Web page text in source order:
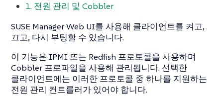
1. 전원 관리 및 Cobbler
SUSE Manager Web UI를 사용해 클라이언트를 켜고,
끄고, 다시 부팅할 수 있습니다.
이 기능은 IPMI 또는 Redfish 프로토콜을 사용하며
Cobbler 프로파일을 사용해 관리됩니다. 선택한
클라이언트에는 이러한 프로토콜 중 하나를 지원하는
전원 관리 컨트롤러가 있어야 합니다.